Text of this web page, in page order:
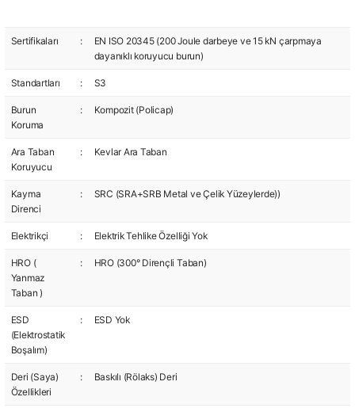
Sertifikaları :
EN ISO 20345 (200 Joule darbeye ve 15 kN çarpmaya
dayanıklı koruyucu burun)
Standartları : S3
Burun
Koruma
: Kompozit (Policap)
Ara Taban
Koruyucu
: Kevlar Ara Taban
Kayma
Direnci
: SRC (SRA+SRB Metal ve Çelik Yüzeylerde))
Elektrikçi : Elektrik Tehlike Özelliği Yok
HRO (
Yanmaz
Taban )
: HRO (300° Dirençli Taban)
ESD
(Elektrostatik
Boşalım)
: ESD Yok
Deri (Saya)
Özellikleri
: Baskılı (Rölaks) Deri